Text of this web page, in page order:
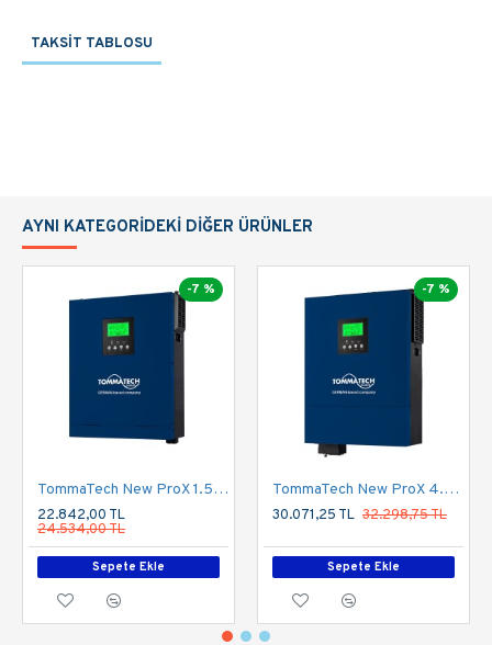
Verim
Aşırı Yük Kapaması Var
Termal Kapama Var
Kapaması
Boyut(mm)
Ağırlık(kg)
DATASHEET
TAKSIT TABLOSU
AYNI KATEGORIDEKI DIĞER ÜRÜNLER
-7 %
TommaTech New ProX 1.5K 12V Tek Faz Akıllı İnverter
22.842,00 TL
24.534,00 TL
Sepete Ekle
-7 %
TommaTech New ProX 4.2K 24V Tek Faz Akıllı İnverter
30.071,25 TL 32.298,75 TL
Sepete Ekle